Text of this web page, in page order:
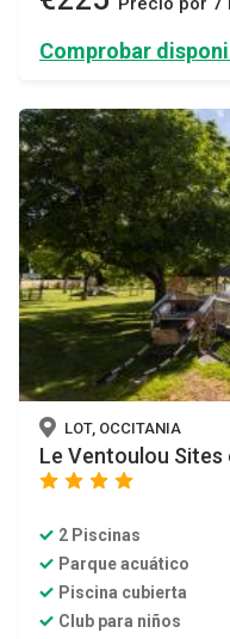
Comprobar
LOT, OCCITANIA
Le Ventoulou Sites
star star star
2 Piscinas
Parque acuático
Piscina cubierta
Club para niños